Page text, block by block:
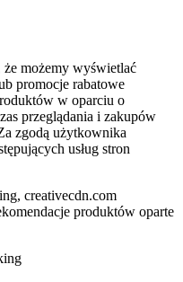
że możemy wyświetlać
promocje rabatowe
w oparciu o
przeglądania i zakupów
zgodą użytkownika
usług stron
creativecdn.com
produktów oparte